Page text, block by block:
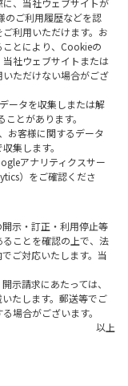
のご利用履歴などを認
利用いただけます。お
とにより、Cookieの
社ウェブサイトまたは
ただけない場合がござ
ータを収集しまたは解
とがあります。
お客様に関するデータ
集します。
アナリティクスサー
）をご確認くださ
示・訂正・利用停止等
ことを確認の上で、法
ご対応いたします。当
示請求にあたっては、
たします。郵送等でご
場合がございます。
以上